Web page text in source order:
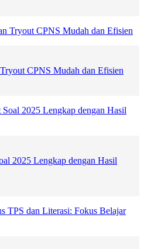
CPNS Mudah dan Efisien
2025 Lengkap dengan Hasil